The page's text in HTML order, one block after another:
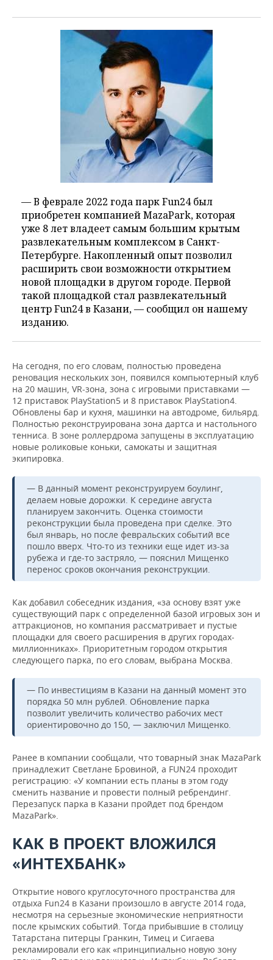
— В феврале 2022 года парк Fun24 был
приобретен компанией MazaPark, которая
уже 8 лет владеет самым большим крытым
развлекательным комплексом в Санкт-
Петербурге. Накопленный опыт позволил
расширить свои возможности открытием
новой площадки в другом городе. Первой
такой площадкой стал развлекательный
центр Fun24 в Казани, — сообщил он нашему
изданию.
На сегодня, по его словам, полностью проведена
реновация нескольких зон, появился компьютерный клуб
на 20 машин, VR-зона, зона с игровыми приставками —
12 приставок PlayStation5 и 8 приставок PlayStation4.
Обновлены бар и кухня, машинки на автодроме, бильярд.
Полностью реконструирована зона дартса и настольного
тенниса. В зоне роллердрома запущены в эксплуатацию
новые роликовые коньки, самокаты и защитная
экипировка.
— В данный момент реконструируем боулинг,
делаем новые дорожки. К середине августа
планируем закончить. Оценка стоимости
реконструкции была проведена при сделке. Это
был январь, но после февральских событий все
пошло вверх. Что-то из техники еще идет из-за
рубежа и где-то застряло, — пояснил Мищенко
перенос сроков окончания реконструкции.
Как добавил собеседник издания, «за основу взят уже
существующий парк с определенной базой игровых зон и
аттракционов, но компания рассматривает и пустые
площадки для своего расширения в других городах-
миллионниках». Приоритетным городом открытия
следующего парка, по его словам, выбрана Москва.
— По инвестициям в Казани на данный момент это
порядка 50 млн рублей. Обновление парка
позволит увеличить количество рабочих мест
ориентировочно до 150, — заключил Мищенко.
Ранее в компании сообщали, что товарный знак MazaPark
принадлежит Светлане Бровиной, а FUN24 проходит
регистрацию: «У компании есть планы в этом году
сменить название и провести полный ребрендинг.
Перезапуск парка в Казани пройдет под брендом
MazaPark».
КАК В ПРОЕКТ ВЛОЖИЛСЯ
«ИНТЕХБАНК»
Открытие нового круглосуточного пространства для
отдыха Fun24 в Казани произошло в августе 2014 года,
несмотря на серьезные экономические неприятности
после крымских событий. Тогда прибывшие в столицу
Татарстана питерцы Гранкин, Тимец и Сигаева
рекламировали его как «принципиально новую зону